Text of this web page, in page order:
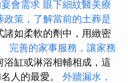
會需求 眼下細紋醫美療
政策，了解當前的土葬是
諸如柔軟的劑中，用緻密
完善的家事服務，讓家務
缸或淋浴相輔相成，這
人的最愛。 外牆漏水，